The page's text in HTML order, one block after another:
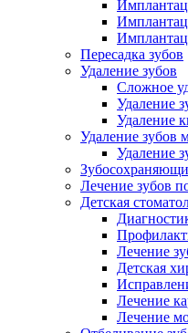
Пересадка зубов
Удаление зубов
Сложное
Удаление
Удаление
Удаление зубов
Удаление
Лечение зубов
Детская
Лечение
Детская
Лечение
Лечение